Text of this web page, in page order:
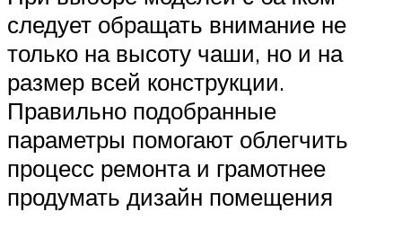
следует обращать внимание не
только на высоту чаши, но и на
размер всей конструкции.
Правильно подобранные
параметры помогают облегчить
процесс ремонта и грамотнее
продумать дизайн помещения